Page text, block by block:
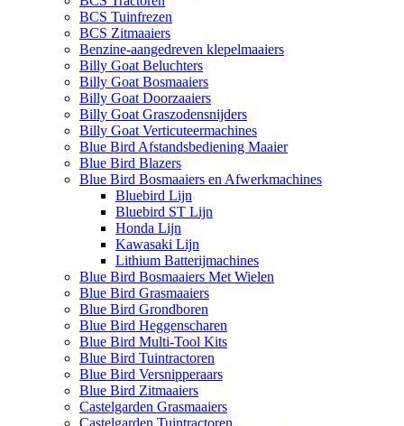
BCS Tuinfrezen
BCS Zitmaaiers
Benzine-aangedreven klepelmaaiers
Billy Goat Beluchters
Billy Goat Bosmaaiers
Billy Goat Doorzaaiers
Billy Goat Graszodensnijders
Billy Goat Verticuteermachines
Blue Bird Afstandsbediening Maaier
Blue Bird Blazers
Blue Bird Bosmaaiers en Afwerkmachines
Bluebird Lijn
Bluebird ST Lijn
Honda Lijn
Kawasaki Lijn
Lithium Batterijmachines
Blue Bird Bosmaaiers Met Wielen
Blue Bird Grasmaaiers
Blue Bird Grondboren
Blue Bird Heggenscharen
Blue Bird Multi-Tool Kits
Blue Bird Tuintractoren
Blue Bird Versnipperaars
Blue Bird Zitmaaiers
Castelgarden Grasmaaiers
Castelgarden Tuintractoren